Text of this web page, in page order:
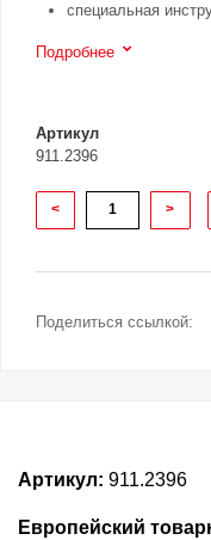
специальная
Подробнее
Артикул
911.2396
< >
Поделиться ссылкой:
Артикул: 911.2396
Европейский